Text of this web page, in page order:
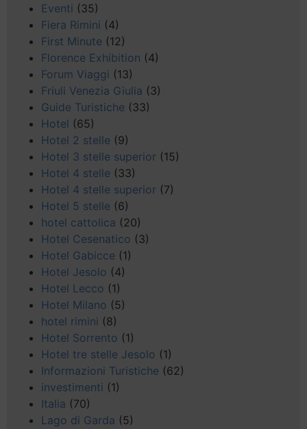
Eventi (35)
Fiera Rimini (4)
First Minute (12)
Florence Exhibition (4)
Forum Viaggi (13)
Friuli Venezia Giulia (3)
Guide Turistiche (33)
Hotel (65)
Hotel 2 stelle (9)
Hotel 3 stelle superior (15)
Hotel 4 stelle (33)
Hotel 4 stelle superior (7)
Hotel 5 stelle (6)
hotel cattolica (20)
Hotel Cesenatico (3)
Hotel Gabicce (1)
Hotel Jesolo (4)
Hotel Lecco (1)
Hotel Milano (5)
hotel rimini (8)
Hotel Sorrento (1)
Hotel tre stelle Jesolo (1)
Informazioni Turistiche (62)
investimenti (1)
Italia (70)
Lago di Garda (5)